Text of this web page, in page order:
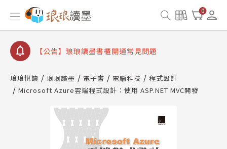
0
查詢
【公告】琅琅讀墨數位閱讀資產合併與書櫃開通申請
【公告】琅琅書店服務升級重要說明及資產合併結果
查詢
琅琅悅讀 琅琅讀墨 電子書 電腦科技
程式設計
Microsoft Azure雲端程式設計：使用 ASP.NET MVC開發